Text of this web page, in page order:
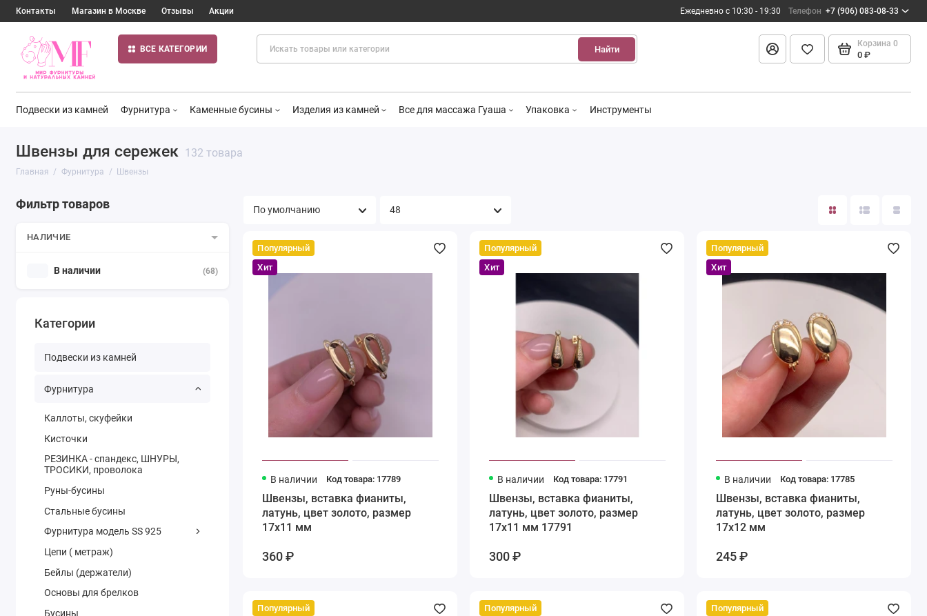
Контакты Магазин в Москве Отзывы Акции Ежедневно с 10:30 - 19:30 Телефон +7 (906) 083-08-33
ВСЕ КАТЕГОРИИ Найти
Корзина 0
0 ₽
Подвески из камней Фурнитура Каменные бусины Изделия из камней Все для массажа Гуаша Упаковка Инструменты
Швензы для сережек 132 товара
Главная Фурнитура Швензы
Фильтр товаров
НАЛИЧИЕ
В наличии (68)
Категории
Подвески из камней
Фурнитура
Каллоты, скуфейки
Кисточки
РЕЗИНКА - спандекс, ШНУРЫ,
ТРОСИКИ, проволока
Руны-бусины
Стальные бусины
Фурнитура модель SS 925
Цепи ( метраж)
Бейлы (держатели)
Основы для брелков
Бусины
Популярный
Хит
В наличии Код товара: 17789
Швензы, вставка фианиты,
латунь, цвет золото, размер
17х11 мм
360 ₽
Популярный
Хит
В наличии Код товара: 17791
Швензы, вставка фианиты,
латунь, цвет золото, размер
17х11 мм 17791
300 ₽
Популярный
Хит
В наличии Код товара: 17785
Швензы, вставка фианиты,
латунь, цвет золото, размер
17х12 мм
245 ₽
Популярный
Популярный
Популярный